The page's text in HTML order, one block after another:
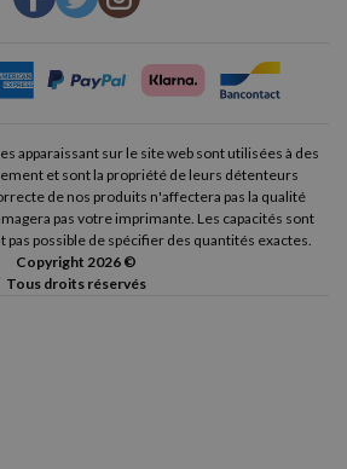
apparaissant sur le site web sont utilisées à des
et sont la propriété de leurs détenteurs
de nos produits n'affectera pas la qualité
pas votre imprimante. Les capacités sont
pas possible de spécifier des quantités exactes.
Copyright 2026 ©
Tous droits réservés